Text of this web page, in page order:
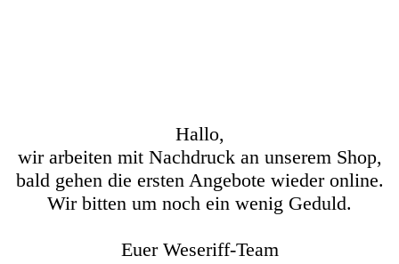
Hallo,
wir arbeiten mit Nachdruck an unserem Shop,
bald gehen die ersten Angebote wieder online.
Wir bitten um noch ein wenig Geduld.
Euer Weseriff-Team